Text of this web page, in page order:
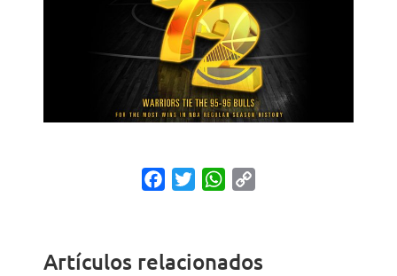
FacebookTwitterWhatsApp
Artículos relacionados